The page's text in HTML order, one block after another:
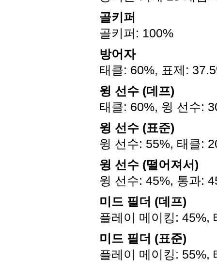
골키퍼
골키퍼: 100%
방어자
태클: 60%, 표제:
윙 선수 (데프)
태클: 60%, 윙 선수:
윙 선수 (표준)
윙 선수: 55%, 태클:
윙 선수 (떨어져서)
윙 선수: 45%, 통과:
미드 필더 (데프)
플레이 메이킹: 45%,
미드 필더 (표준)
플레이 메이킹: 55%,